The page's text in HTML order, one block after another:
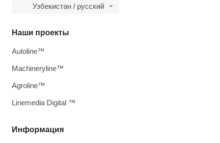
Узбекистан / русский
Информация
Наши проекты
Autoline™
Machineryline™
Agroline™
Linemedia Digital ™